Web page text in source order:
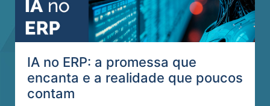
IA no ERP: a promessa que
encanta e a realidade que poucos
contam